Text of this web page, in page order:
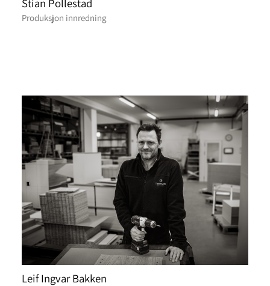
Stian Pollestad
Produksjon innredning
Leif Ingvar Bakken